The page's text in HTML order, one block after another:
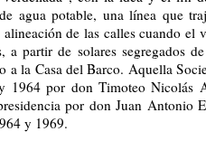
agua potable, una línea que
de las calles cuando el
a partir de solares segregados
a la Casa del Barco. Aquella
1964 por don Timoteo Nicolás
por don Juan Antonio
y 1969.